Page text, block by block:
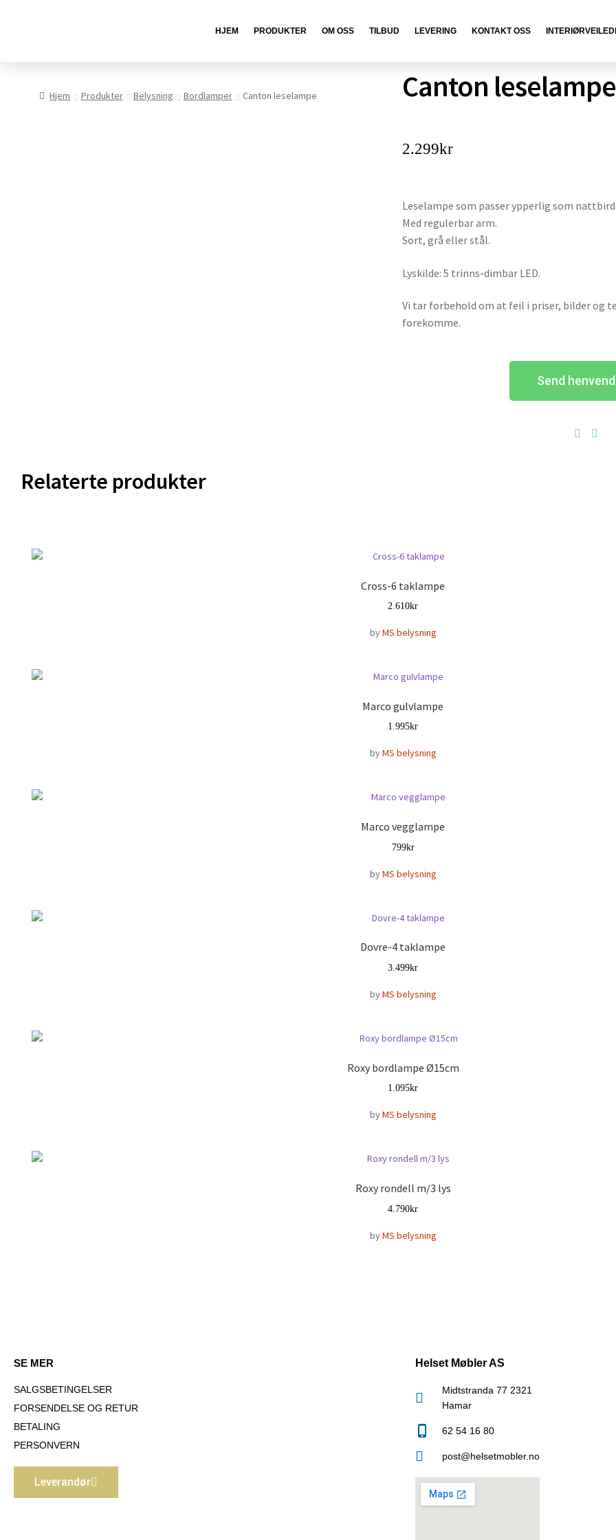
HJEM PRODUKTER OM OSS TILBUD LEVERING KONTAKT OSS
Hjem Produkter Belysning Bordlamper Canton leselampe Canton leselampe
2.299kr
Leselampe som passer ypperlig som
Med regulerbar arm.
Sort, grå eller stål.
Lyskilde: 5 trinns-dimbar LED.
Vi tar forbehold om at feil i priser, bilder og
forekomme.
Send
Relaterte produkter
Cross-6 taklampe
2.610kr
byMS belysning
Marco gulvlampe
1.995kr
byMS belysning
Marco vegglampe
799kr
byMS belysning
Dovre-4 taklampe
3.499kr
byMS belysning
Roxy bordlampe Ø15cm
1.095kr
byMS belysning
Roxy rondell m/3 lys
4.790kr
byMS belysning
SE MER
SALGSBETINGELSER
FORSENDELSE OG RETUR
BETALING
PERSONVERN
Leverandør
Helset Møbler AS
Midtstranda 77 2321
Hamar
62 54 16 80
post@helsetmobler.no